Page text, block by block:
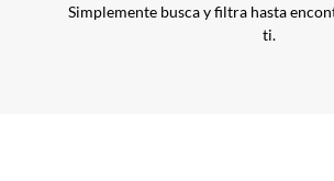
Simplemente busca y filtra hasta
ti.